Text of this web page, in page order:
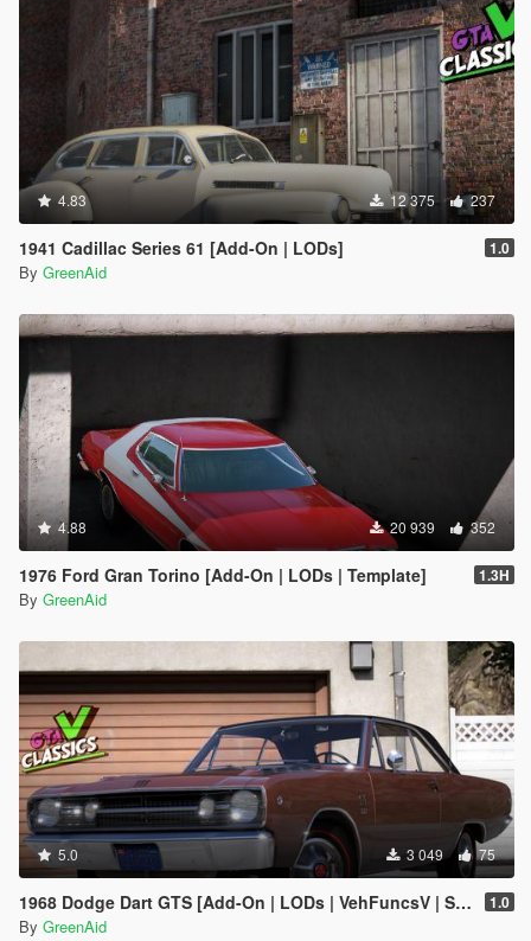
4.83 12 375 237
1941 Cadillac Series 61 [Add-On | LODs] 1.0
By GreenAid
4.88 20 939 352
1976 Ford Gran Torino [Add-On | LODs | Template] 1.3H
By GreenAid
5.0 3 049 75
1968 Dodge Dart GTS [Add-On | LODs | VehFuncsV | Sound] 1.0
By GreenAid